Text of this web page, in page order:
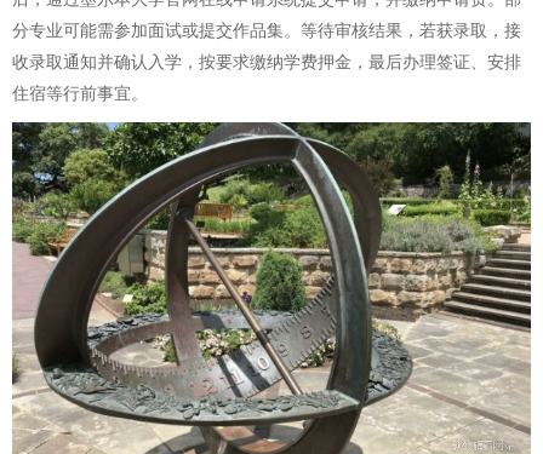
分专业可能需参加面试或提交作品集。等待审核结果，若获录取，接
收录取通知并确认入学，按要求缴纳学费押金，最后办理签证、安排
住宿等行前事宜。